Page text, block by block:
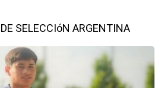
SELECCIóN ARGENTINA